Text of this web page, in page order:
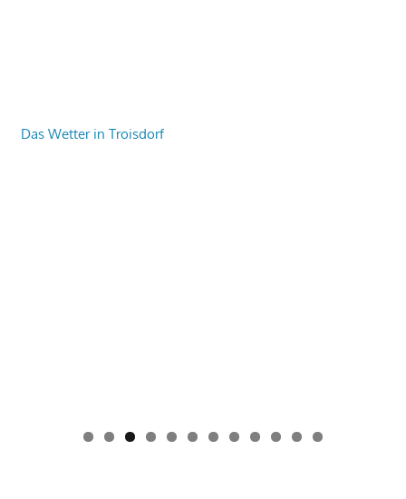
Das Wetter in Troisdorf
0 1 2